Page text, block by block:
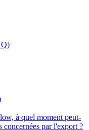
à quel moment peut-
concernées par l'export ?